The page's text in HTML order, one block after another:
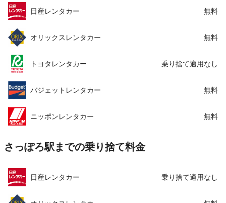
日産レンタカー 無料
オリックスレンタカー 無料
トヨタレンタカー 乗り捨て適用なし
バジェットレンタカー 無料
ニッポンレンタカー 無料
さっぽろ駅までの乗り捨て料金
日産レンタカー 乗り捨て適用なし